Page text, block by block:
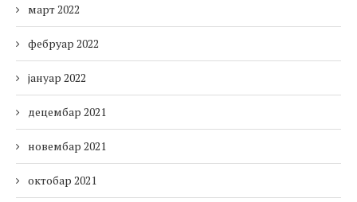
март 2022
фебруар 2022
јануар 2022
децембар 2021
новембар 2021
октобар 2021